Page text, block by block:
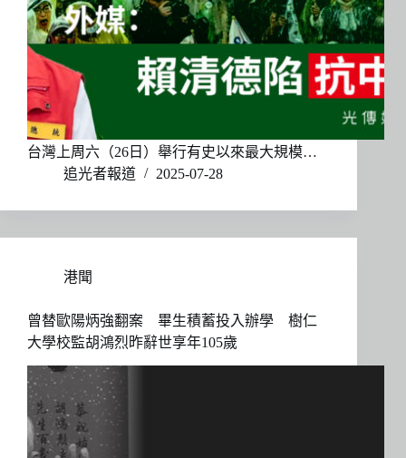
台灣上周六（26日）舉行有史以來最大規模…
追光者報道
2025-07-28
港聞
曾替歐陽炳強翻案 畢生積蓄投入辦學 樹仁
大學校監胡鴻烈昨辭世享年105歲